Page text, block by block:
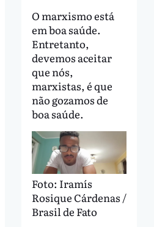
O marxismo está
em boa saúde.
Entretanto,
devemos aceitar
que nós,
marxistas, é que
não gozamos de
boa saúde.
Foto: Iramís
Rosique Cárdenas /
Brasil de Fato